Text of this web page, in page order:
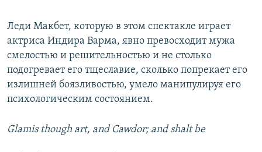
Леди Макбет, которую в этом спектакле играет
актриса Индира Варма, явно превосходит мужа
смелостью и решительностью и не столько
подогревает его тщеславие, сколько попрекает его
излишней боязливостью, умело манипулируя его
психологическим состоянием.
Glamis though art, and Cawdor; and shalt be